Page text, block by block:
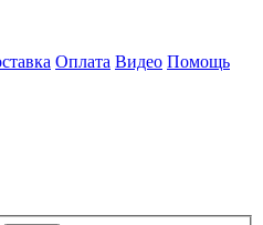
Оплата Видео Помощь